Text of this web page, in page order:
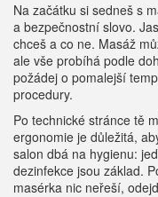
Na začátku si sedneš s
a bezpečnostní slovo.
chceš a co ne. Masáž
ale vše probíhá podle
požádej o pomalejší
procedury.
Po technické stránce tě
ergonomie je důležitá,
salon dbá na hygienu:
dezinfekce jsou základ.
masérka nic neřeší,